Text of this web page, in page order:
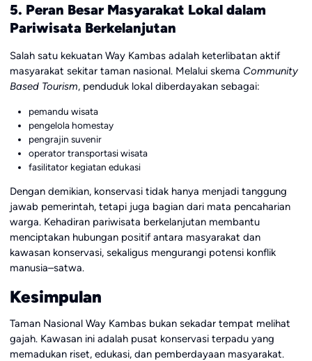
5. Peran Besar Masyarakat Lokal dalam
Pariwisata Berkelanjutan
Salah satu kekuatan Way Kambas adalah keterlibatan aktif
masyarakat sekitar taman nasional. Melalui skema Community
Based Tourism, penduduk lokal diberdayakan sebagai:
pemandu wisata
pengelola homestay
pengrajin suvenir
operator transportasi wisata
fasilitator kegiatan edukasi
Dengan demikian, konservasi tidak hanya menjadi tanggung
jawab pemerintah, tetapi juga bagian dari mata pencaharian
warga. Kehadiran pariwisata berkelanjutan membantu
menciptakan hubungan positif antara masyarakat dan
kawasan konservasi, sekaligus mengurangi potensi konflik
manusia–satwa.
Kesimpulan
Taman Nasional Way Kambas bukan sekadar tempat melihat
gajah. Kawasan ini adalah pusat konservasi terpadu yang
memadukan riset, edukasi, dan pemberdayaan masyarakat.